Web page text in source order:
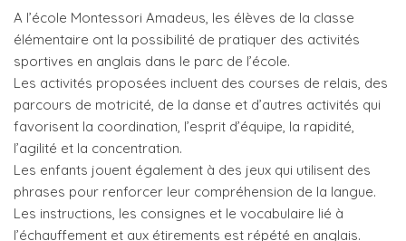
A l’école Montessori Amadeus, les élèves de la classe
élémentaire ont la possibilité de pratiquer des activités
sportives en anglais dans le parc de l’école.
Les activités proposées incluent des courses de relais, des
parcours de motricité, de la danse et d’autres activités qui
favorisent la coordination, l’esprit d’équipe, la rapidité,
l’agilité et la concentration.
Les enfants jouent également à des jeux qui utilisent des
phrases pour renforcer leur compréhension de la langue.
Les instructions, les consignes et le vocabulaire lié à
l’échauffement et aux étirements est répété en anglais.